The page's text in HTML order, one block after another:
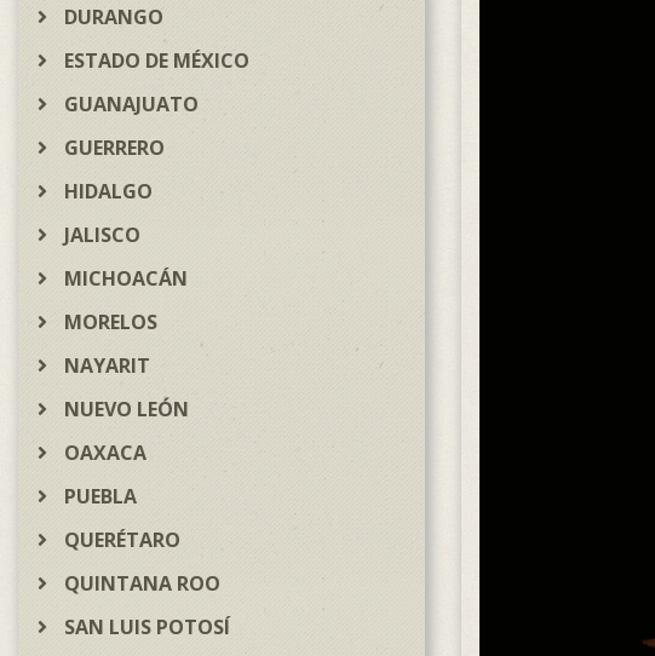
DURANGO
ESTADO DE MÉXICO
GUANAJUATO
GUERRERO
HIDALGO
JALISCO
MICHOACÁN
MORELOS
NAYARIT
NUEVO LEÓN
OAXACA
PUEBLA
QUERÉTARO
QUINTANA ROO
SAN LUIS POTOSÍ